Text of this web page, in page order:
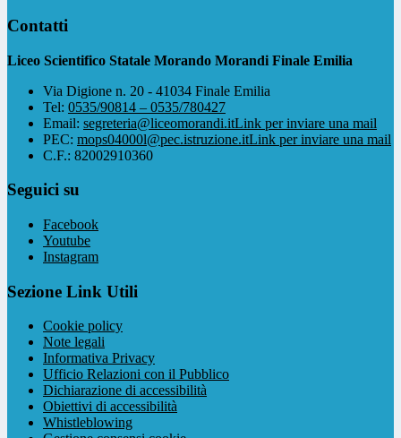
Contatti
Liceo Scientifico Statale Morando Morandi Finale Emilia
Via Digione n. 20 - 41034 Finale Emilia
Tel: 0535/90814 – 0535/780427
Email: segreteria@liceomorandi.itLink per inviare una mail
PEC: mops04000l@pec.istruzione.itLink per inviare una mail
C.F.: 82002910360
Seguici su
Facebook
Youtube
Instagram
Sezione Link Utili
Cookie policy
Note legali
Informativa Privacy
Ufficio Relazioni con il Pubblico
Dichiarazione di accessibilità
Obiettivi di accessibilità
Whistleblowing